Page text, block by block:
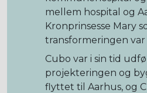
mellem hospital og
Kronprinsesse Mary
transformeringen
Cubo var i sin tid
projekteringen og
flyttet til Aarhus, og